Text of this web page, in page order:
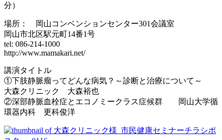
分）
場所： 岡山コンベンションセンター301会議室
岡山市北区駅元町14番1号
tel: 086-214-1000
http://www.mamakari.net/
講演タイトル
①下肢静脈瘤ってどんな病気？～診断と治療について～
大森クリニック 大森裕也
②深部静脈血栓症とエコノミークラス症候群 岡山大学循
環器内科 更科俊洋